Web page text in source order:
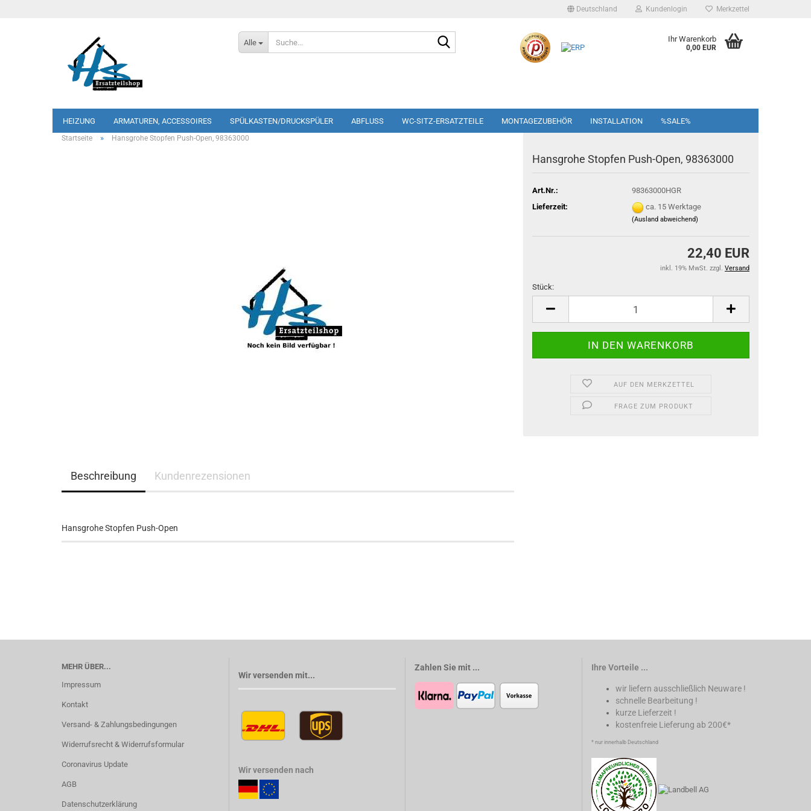
Deutschland Kundenlogin Merkzettel
Alle Ihr Warenkorb
0,00 EUR
HEIZUNG ARMATUREN, ACCESSOIRES SPÜLKASTEN/DRUCKSPÜLER ABFLUSS WC-SITZ-ERSATZTEILE MONTAGEZUBEHÖR INSTALLATION %SALE%
Startseite » Hansgrohe Stopfen Push-Open, 98363000
Hansgrohe Stopfen Push-Open, 98363000
Art.Nr.:
98363000HGR
Lieferzeit:
ca. 15 Werktage
(Ausland abweichend)
22,40 EUR
inkl. 19% MwSt. zzgl. Versand
Stück:
Stück
AUF DEN MERKZETTEL
FRAGE ZUM PRODUKT
Beschreibung Kundenrezensionen
Hansgrohe Stopfen Push-Open
MEHR ÜBER...
Impressum
Kontakt
Versand- & Zahlungsbedingungen
Widerrufsrecht & Widerrufsformular
Coronavirus Update
AGB
Datenschutzerklärung
Wir versenden mit...
Wir versenden nach
Zahlen Sie mit ... Ihre Vorteile ...
wir liefern ausschließlich Neuware !
schnelle Bearbeitung !
kurze Lieferzeit !
kostenfreie Lieferung ab 200€*
* nur innerhalb Deutschland